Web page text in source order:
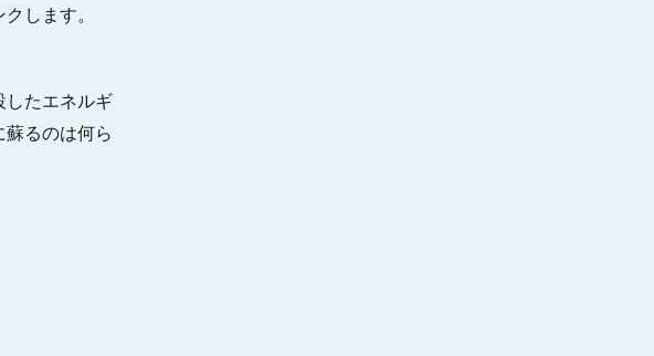
します。
したエネルギ
るのは何ら